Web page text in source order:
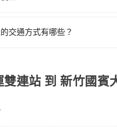
數、特殊需求來搜尋適合的
再多平台同時上架而發生超
論多的飯店，不然就是還要
台灣本土的AsiaYo或者國際
交通方式有哪些？
捷便利。 包車：預定包車到
雙連站 到 新竹國